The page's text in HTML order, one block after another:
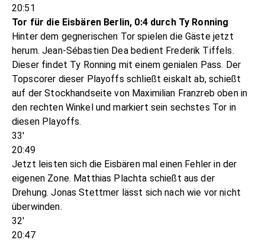
20:51
Tor für die Eisbären Berlin, 0:4 durch Ty Ronning
Hinter dem gegnerischen Tor spielen die Gäste jetzt
herum. Jean-Sébastien Dea bedient Frederik Tiffels.
Dieser findet Ty Ronning mit einem genialen Pass. Der
Topscorer dieser Playoffs schließt eiskalt ab, schießt
auf der Stockhandseite von Maximilian Franzreb oben in
den rechten Winkel und markiert sein sechstes Tor in
diesen Playoffs.
33'
20:49
Jetzt leisten sich die Eisbären mal einen Fehler in der
eigenen Zone. Matthias Plachta schießt aus der
Drehung. Jonas Stettmer lässt sich nach wie vor nicht
überwinden.
32'
20:47